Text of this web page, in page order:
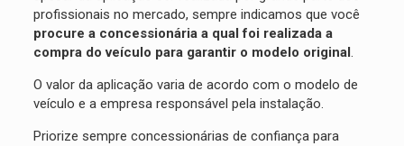
profissionais no mercado, sempre indicamos que você
procure a concessionária a qual foi realizada a
compra do veículo para garantir o modelo original.
O valor da aplicação varia de acordo com o modelo de
veículo e a empresa responsável pela instalação.
Priorize sempre concessionárias de confiança para